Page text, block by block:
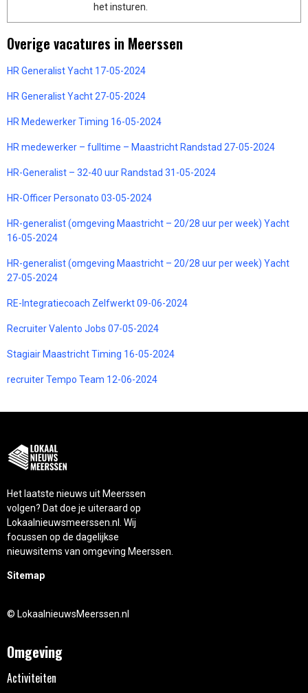
het insturen.
Overige vacatures in Meerssen
HR Generalist Yacht 17-05-2024
HR Generalist Yacht 27-05-2024
HR Medewerker Timing 16-05-2024
HR medewerker – fulltime – Maastricht Randstad 27-05-2024
HR-Generalist – 32-40 uur Randstad 31-05-2024
HR-Officer Personato 03-05-2024
HR-generalist (omgeving Maastricht – 20/28 uur per week) Yacht
16-05-2024
HR-generalist (omgeving Maastricht – 20/28 uur per week) Yacht
27-05-2024
RE-Integratiecoach Zelfwerkt 09-06-2024
Recruiter Valento Jobs 07-05-2024
Stagiair Maastricht Timing 16-05-2024
recruiter Tempo Team 12-06-2024
Het laatste nieuws uit Meerssen
volgen? Dat doe je uiteraard op
Lokaalnieuwsmeerssen.nl. Wij
focussen op de dagelijkse
nieuwsitems van omgeving Meerssen.
Sitemap
© LokaalnieuwsMeerssen.nl
Omgeving
Activiteiten